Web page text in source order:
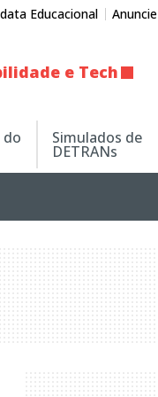
Educacional Anuncie
e Tech
do Simulados de
DETRANs